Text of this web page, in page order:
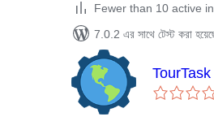
Fewer than 10 active
7.0.2 এর সাথে টেস্ট করা
TourTask